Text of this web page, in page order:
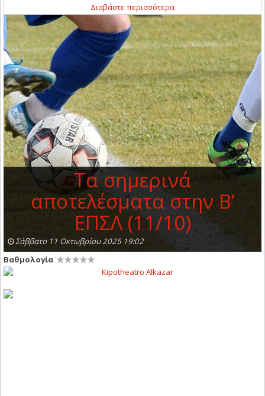
Διαβάστε περισσότερα
Τα σημερινά
αποτελέσματα στην Β’
ΕΠΣΛ (11/10)
Σάββατο 11 Οκτωβρίου 2025 19:02
Βαθμολογία